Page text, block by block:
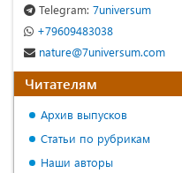
Telegram: 7universum
+79609483038
nature@7universum.com
Читателям
Архив выпусков
Статьи по рубрикам
Наши авторы